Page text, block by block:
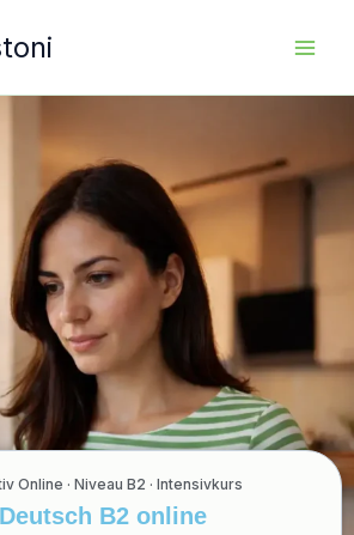
Online · Niveau B2 · Intensivkurs
B2 online